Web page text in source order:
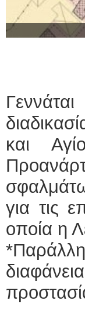
και
για τις
οποία η